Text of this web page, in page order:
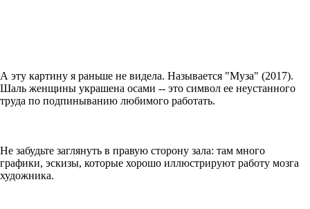
А эту картину я раньше не видела. Называется "Муза" (2017).
Шаль женщины украшена осами -- это символ ее неустанного
труда по подпиныванию любимого работать.
Не забудьте заглянуть в правую сторону зала: там много
графики, эскизы, которые хорошо иллюстрируют работу мозга
художника.